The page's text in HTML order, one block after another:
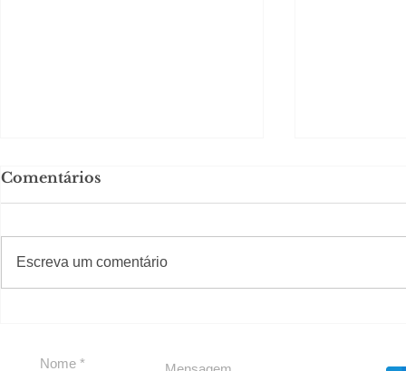
Comentários
Escreva um comentário
#Sugestões